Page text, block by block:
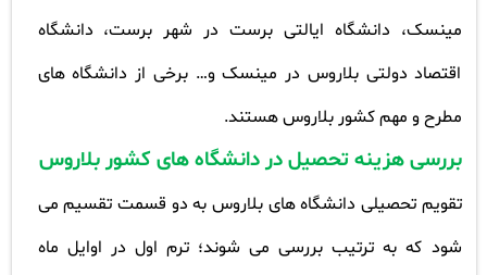
مینسک، دانشگاه ایالتی برست در شهر برست، دانشگاه
اقتصاد دولتی بلاروس در مینسک و… برخی از دانشگاه های
مطرح و مهم کشور بلاروس هستند.
بررسی هزینه تحصیل در دانشگاه های کشور بلاروس
تقویم تحصیلی دانشگاه های بلاروس به دو قسمت تقسیم می
شود که به ترتیب بررسی می شوند؛ ترم اول در اوایل ماه